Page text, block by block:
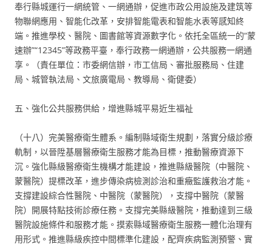
奉行縣城運行一網統管、一網通辦，促進市政公用設施及建筑等
物聯網應用、智能化改革，安排智能電表和智能水表等感知終
端。推進學校、醫院、圖書館等資源數字化。依托全區統一的“蒙
速辦”“12345”等政務平臺，奉行政務一網通辦，公共服務一網通
享。（責任單位：市委網信辦，市工信局、審批服務局、住建
局、城管執法局、文旅廣電局、教導局、衛健委）
五、強化公共服務供給，增進縣城平易近生福祉
（十八）完美醫療衛生體系。編制縣域衛生規劃，落實分級診療
軌制，以晉陞基層醫療衛生服務才能為目標，推動醫療資源下
沉。強化縣級醫療衛生機構才能建設，推進縣級醫院（中醫院、
蒙醫院）提標改革，進步傳染病檢測診治和重癥監護救治才能。
支撐建設綜合性醫院、中醫院（蒙醫院），支撐中醫院（蒙醫
院）開展特點技術診療任務。支撐完美縣級醫院，推動達到三級
醫院設施條件和服務才能。摸索縣域醫療衛生服務一體化治理有
用形式。推進縣級疾控中間標準化建設，配齊疾病監測預警、實